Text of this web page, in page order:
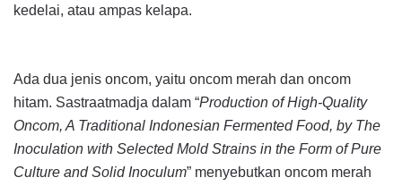
kedelai, atau ampas kelapa.
Ada dua jenis oncom, yaitu oncom merah dan oncom
hitam. Sastraatmadja dalam “Production of High-Quality
Oncom, A Traditional Indonesian Fermented Food, by The
Inoculation with Selected Mold Strains in the Form of Pure
Culture and Solid Inoculum” menyebutkan oncom merah